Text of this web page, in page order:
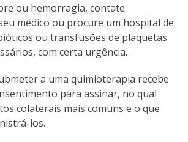
ou hemorragia, contate
médico ou procure um hospital de
ou transfusões de plaquetas
com certa urgência.
a uma quimioterapia recebe
para assinar, no qual
colaterais mais comuns e o que
los.